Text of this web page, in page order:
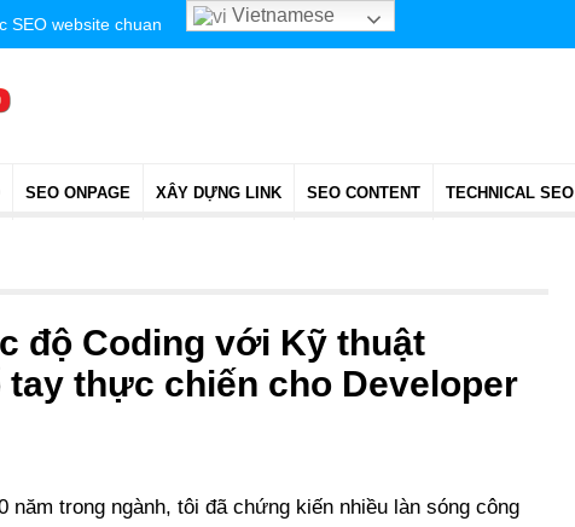
SEO website chuan Vietnamese
SEO ONPAGE XÂY DỰNG LINK SEO CONTENT TECHNICAL SEO
độ Coding với Kỹ thuật
tay thực chiến cho Developer
năm trong ngành, tôi đã chứng kiến nhiều làn sóng công